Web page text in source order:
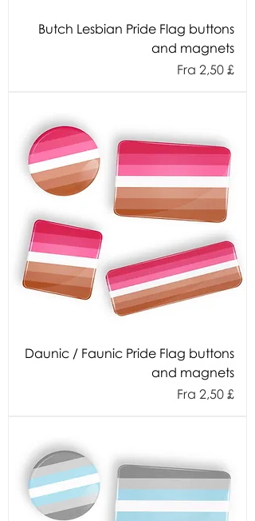
Butch Lesbian Pride Flag buttons
and magnets
Fra 2,50 £
Salgspris
Daunic / Faunic Pride Flag buttons
and magnets
Fra 2,50 £
Salgspris